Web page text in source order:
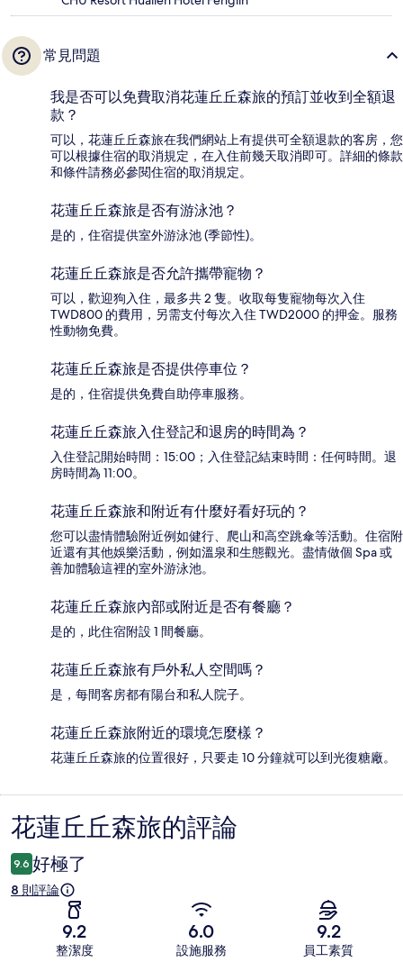
常見問題
我是否可以免費取消花蓮丘丘森旅的預訂並收到全額退
款？
可以，花蓮丘丘森旅在我們網站上有提供可全額退款的客房，您
可以根據住宿的取消規定，在入住前幾天取消即可。詳細的條款
和條件請務必參閱住宿的取消規定。
花蓮丘丘森旅是否有游泳池？
是的，住宿提供室外游泳池 (季節性)。
花蓮丘丘森旅是否允許攜帶寵物？
可以，歡迎狗入住，最多共 2 隻。收取每隻寵物每次入住
TWD800 的費用，另需支付每次入住 TWD2000 的押金。服務
性動物免費。
花蓮丘丘森旅是否提供停車位？
是的，住宿提供免費自助停車服務。
花蓮丘丘森旅入住登記和退房的時間為？
入住登記開始時間：15:00；入住登記結束時間：任何時間。退
房時間為 11:00。
花蓮丘丘森旅和附近有什麼好看好玩的？
您可以盡情體驗附近例如健行、爬山和高空跳傘等活動。住宿附
近還有其他娛樂活動，例如溫泉和生態觀光。盡情做個 Spa 或
善加體驗這裡的室外游泳池。
花蓮丘丘森旅內部或附近是否有餐廳？
是的，此住宿附設 1 間餐廳。
花蓮丘丘森旅有戶外私人空間嗎？
是，每間客房都有陽台和私人院子。
花蓮丘丘森旅附近的環境怎麼樣？
花蓮丘丘森旅的位置很好，只要走 10 分鐘就可以到光復糖廠。
評
論
花蓮丘丘森旅的評論
9.6 好極了
8 則評論
9.2
整潔度
6.0
設施服務
9.2
員工素質